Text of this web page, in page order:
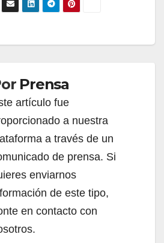
Prensa
artículo fue
a nuestra
a través de un
de prensa. Si
enviarnos
de este tipo,
en contacto con